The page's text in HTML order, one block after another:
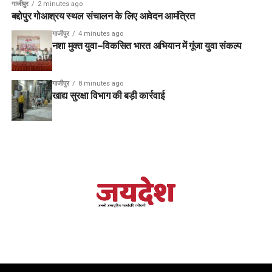
गाजीपुर 2 minutes ago
बद्दोपुर गोआश्रय स्थल संचालन के लिए आवेदन आमंत्रित
गाजीपुर 4 minutes ago
नशा मुक्त युवा–विकसित भारत अभियान में गूंजा युवा संकल्प
गाजीपुर 8 minutes ago
खाद्य सुरक्षा विभाग की बड़ी कार्रवाई